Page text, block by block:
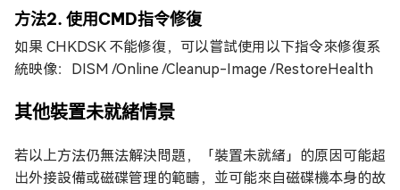
方法2. 使用CMD指令修復
如果 CHKDSK 不能修復，可以嘗試使用以下指令來修復系
統映像：DISM /Online /Cleanup-Image /RestoreHealth
其他裝置未就緒情景
若以上方法仍無法解決問題，「裝置未就緒」的原因可能超
出外接設備或磁碟管理的範疇，並可能來自磁碟機本身的故